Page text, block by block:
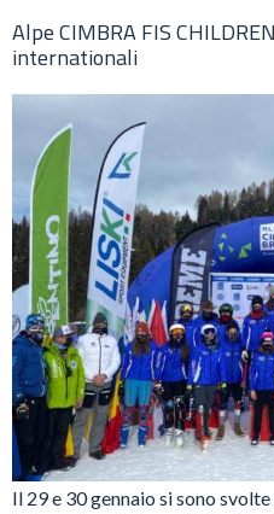
Alpe CIMBRA FIS
internationali
Il 29 e 30 gennaio si sono